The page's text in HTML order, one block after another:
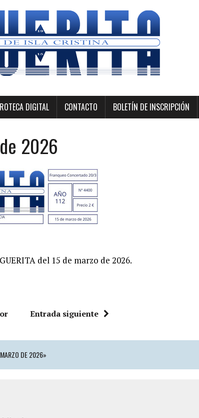
DIGITAL CONTACTO BOLETÍN DE INSCRIPCIÓN
2026
del 15 de marzo de 2026.
Entrada siguiente
DE 2026»